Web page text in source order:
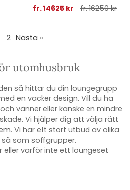
fr. 14625 kr
fr. 16250 kr
2 Nästa »
utomhusbruk
så hittar du din loungegrupp
en vacker design. Vill du ha
vänner eller kanske en mindre
Vi hjälper dig att välja rätt
. Vi har ett stort utbud av olika
som soffgrupper,
eller varför inte ett loungeset